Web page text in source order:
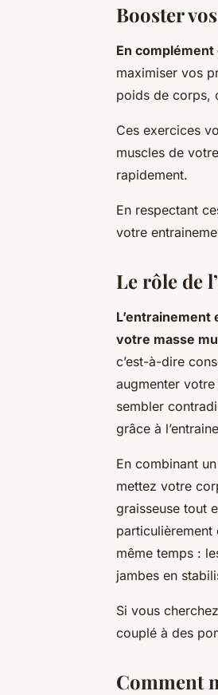
Booster
En
maximiser vos
poids de corps,
Ces exercices
muscles de
rapidement.
En respectant
votre
Le rôle de
votre masse
c’est-à-dire
augmenter
sembler
grâce à
En combinant
mettez votre
graisseuse tout
même temps :
jambes en
Si vous
couplé à des
Comment